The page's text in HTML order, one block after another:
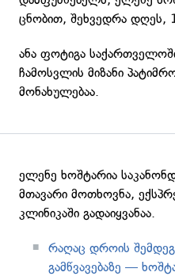
ცნობით, შეხვედრა დღეს,
ანა ფოტიგა
ჩამოსვლის მიზანი
მონახულებაა.
ელენე ხოშტარია
მთავარი მოთხოვნა,
კლინიკაში გადაიყვანაა.
რაღაც დროის
გამწვავებაზე —